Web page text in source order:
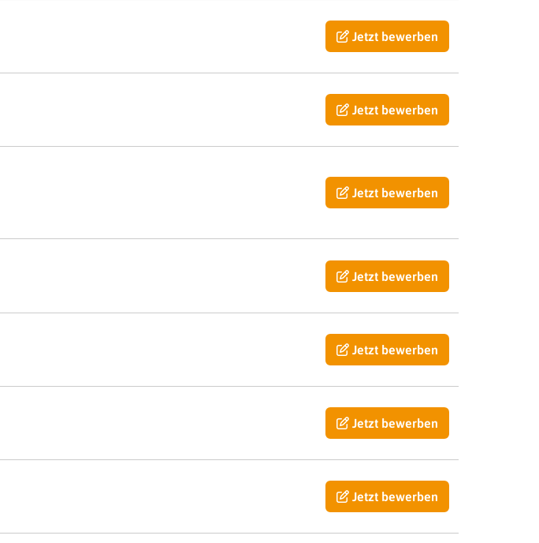
Jetzt bewerben
Jetzt bewerben
Jetzt bewerben
Jetzt bewerben
Jetzt bewerben
Jetzt bewerben
Jetzt bewerben